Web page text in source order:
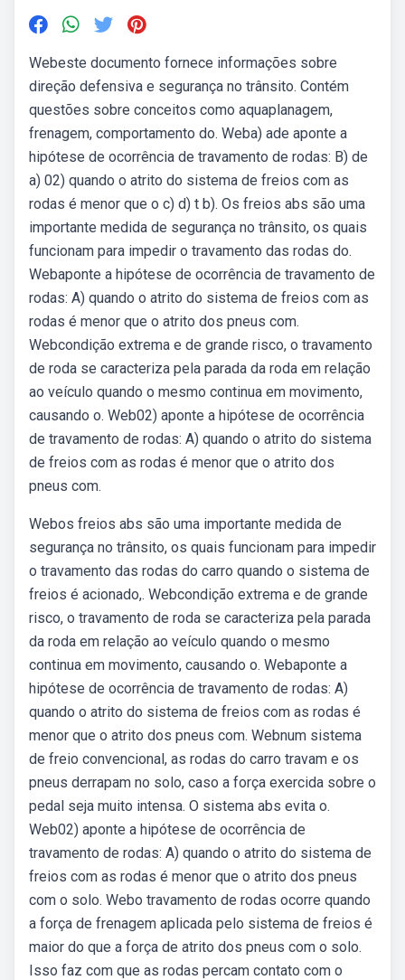
Webeste documento fornece informações sobre
direção defensiva e segurança no trânsito. Contém
questões sobre conceitos como aquaplanagem,
frenagem, comportamento do. Weba) ade aponte a
hipótese de ocorrência de travamento de rodas: B) de
a) 02) quando o atrito do sistema de freios com as
rodas é menor que o c) d) t b). Os freios abs são uma
importante medida de segurança no trânsito, os quais
funcionam para impedir o travamento das rodas do.
Webaponte a hipótese de ocorrência de travamento de
rodas: A) quando o atrito do sistema de freios com as
rodas é menor que o atrito dos pneus com.
Webcondição extrema e de grande risco, o travamento
de roda se caracteriza pela parada da roda em relação
ao veículo quando o mesmo continua em movimento,
causando o. Web02) aponte a hipótese de ocorrência
de travamento de rodas: A) quando o atrito do sistema
de freios com as rodas é menor que o atrito dos
pneus com.
Webos freios abs são uma importante medida de
segurança no trânsito, os quais funcionam para impedir
o travamento das rodas do carro quando o sistema de
freios é acionado,. Webcondição extrema e de grande
risco, o travamento de roda se caracteriza pela parada
da roda em relação ao veículo quando o mesmo
continua em movimento, causando o. Webaponte a
hipótese de ocorrência de travamento de rodas: A)
quando o atrito do sistema de freios com as rodas é
menor que o atrito dos pneus com. Webnum sistema
de freio convencional, as rodas do carro travam e os
pneus derrapam no solo, caso a força exercida sobre o
pedal seja muito intensa. O sistema abs evita o.
Web02) aponte a hipótese de ocorrência de
travamento de rodas: A) quando o atrito do sistema de
freios com as rodas é menor que o atrito dos pneus
com o solo. Webo travamento de rodas ocorre quando
a força de frenagem aplicada pelo sistema de freios é
maior do que a força de atrito dos pneus com o solo.
Isso faz com que as rodas percam contato com o